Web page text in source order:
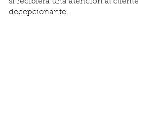
decepcionante.